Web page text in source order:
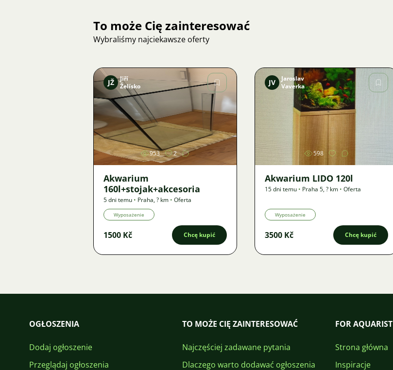
To może Cię zainteresować
Wybraliśmy najciekawsze oferty
Zdjęcie
JŽ
Jiří
Želísko
953 2
Akwarium
160l+stojak+akcesoria
5 dni temu • Praha,? km • Oferta
Wyposażenie
1500 Kč Chcę kupić
Zdjęcie
JV
Jaroslav
Vaverka
598
Akwarium LIDO 120l
15 dni temu • Praha 5,? km • Oferta
Wyposażenie
3500 Kč Chcę kupić
OGŁOSZENIA
Dodaj ogłoszenie
Przeglądaj ogłoszenia
TO MOŻE CIĘ ZAINTERESOWAĆ
Najczęściej zadawane pytania
Dlaczego warto dodawać ogłoszenia
FOR AQUARIST
Strona główna
Inspiracje